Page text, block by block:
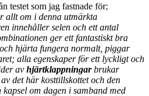
testet som jag fastnade för;
allt om i denna utmärkta
innehåller selen och ett antal
ger ett fantastiskt bra
hjärta fungera normalt, piggar
alla egenskaper för ett lyckligt och
av hjärtklappningarbrukar
det här kosttillskottet och den
om dagen i samband med